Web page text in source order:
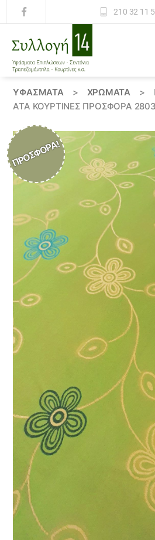
210 32 11
14
ΥΦΆΣΜΑΤΑ > ΧΡΏΜΑΤΑ >
ΑΤΑ ΚΟΥΡΤΊΝΕΣ ΠΡΟΣΦΟΡΆ
ΠΡΟΣΦΟΡΆ!